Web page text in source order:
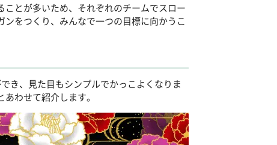
とが多いため、それぞれのチームでスロー
をつくり、みんなで一つの目標に向かうこ
き、見た目もシンプルでかっこよくなりま
わせて紹介します。